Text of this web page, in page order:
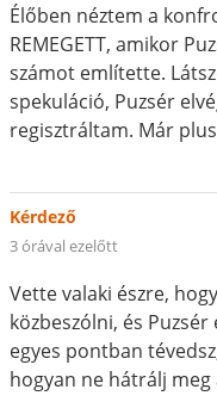
Élőben néztem a
REMEGETT, amikor
számot említette.
spekuláció, Puzsér
regisztráltam. Már
Kérdező
3 órával ezelőtt
Vette valaki észre,
közbeszólni, és
egyes pontban
hogyan ne hátrálj